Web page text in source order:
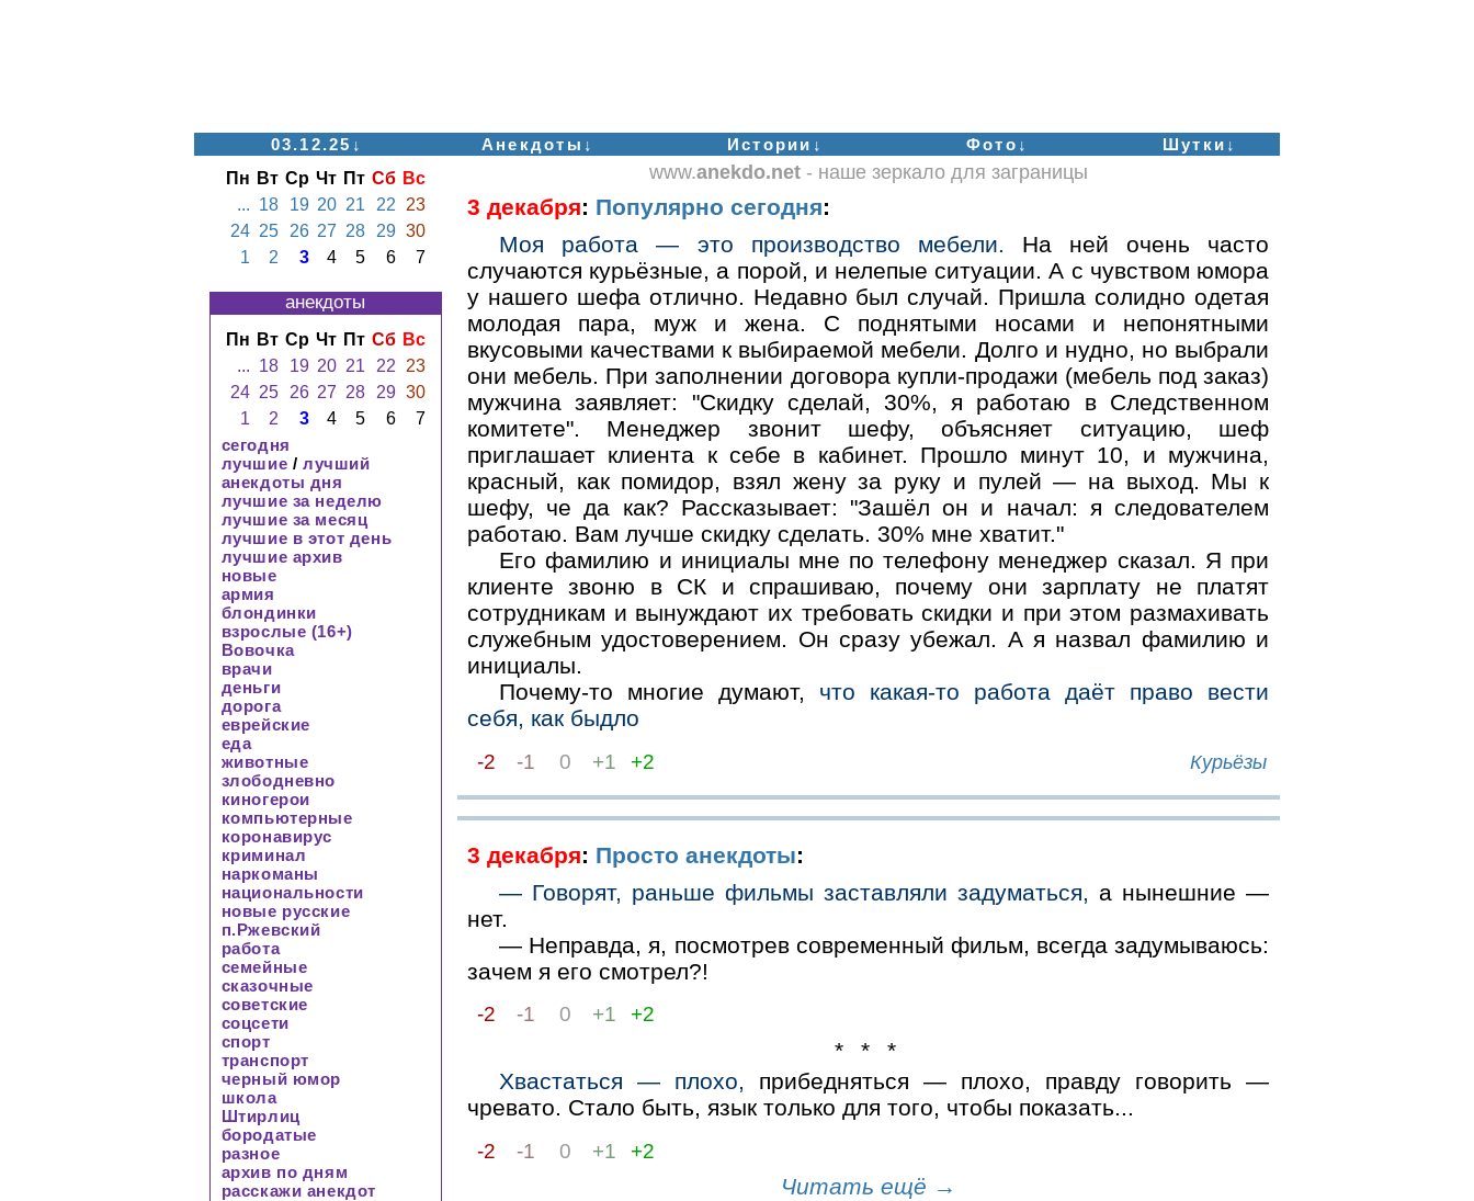
03.12.25↓ Анекдоты↓ Истории↓ Фото↓ Шутки↓
www.anekdo.net- наше зеркало для заграницы
3 декабря: Популярно сегодня:
Моя работа — это производство мебели. На ней очень часто
случаются курьёзные, а порой, и нелепые ситуации. А с чувством юмора
у нашего шефа отлично. Недавно был случай. Пришла солидно одетая
молодая пара, муж и жена. С поднятыми носами и непонятными
вкусовыми качествами к выбираемой мебели. Долго и нудно, но выбрали
они мебель. При заполнении договора купли-продажи (мебель под заказ)
мужчина заявляет: "Скидку сделай, 30%, я работаю в Следственном
комитете". Менеджер звонит шефу, объясняет ситуацию, шеф
приглашает клиента к себе в кабинет. Прошло минут 10, и мужчина,
красный, как помидор, взял жену за руку и пулей — на выход. Мы к
шефу, че да как? Рассказывает: "Зашёл он и начал: я следователем
работаю. Вам лучше скидку сделать. 30% мне хватит."
Его фамилию и инициалы мне по телефону менеджер сказал. Я при
клиенте звоню в СК и спрашиваю, почему они зарплату не платят
сотрудникам и вынуждают их требовать скидки и при этом размахивать
служебным удостоверением. Он сразу убежал. А я назвал фамилию и
инициалы.
Почему-то многие думают, что какая-то работа даёт право вести
себя, как быдло
-2 -1 0 +1 +2 Курьёзы
3 декабря: Просто анекдоты:
— Говорят, раньше фильмы заставляли задуматься,
а нынешние —
нет.
— Неправда, я, посмотрев современный фильм, всегда задумываюсь:
зачем я его смотрел?!
-2 -1 0 +1 +2
* * *
Хвастаться — плохо, прибедняться — плохо, правду говорить —
чревато. Стало быть, язык только для того, чтобы показать...
-2 -1 0 +1 +2
Читать ещё →
Пн Вт Ср Чт Пт Сб Вс
... 18 19 20 21 22
23
24 25 26 27 28 29 30
1
2 3 4 5 6 7
анекдоты
Пн Вт Ср Чт Пт Сб Вс
... 18 19 20 21 22
23
24 25 26 27 28 29 30
1
2 3 4 5 6
7
сегодня
лучшие / лучший
анекдоты дня
лучшие за неделю
лучшие за месяц
лучшие в этот день
лучшие архив
новые
армия
блондинки
взрослые (16+)
Вовочка
врачи
деньги
дорога
еврейские
еда
животные
злободневно
киногерои
компьютерные
коронавирус
криминал
наркоманы
национальности
новые русские
п.Ржевский
работа
семейные
сказочные
советские
соцсети
спорт
транспорт
черный юмор
школа
Штирлиц
бородатые
разное
архив по дням
расскажи анекдот